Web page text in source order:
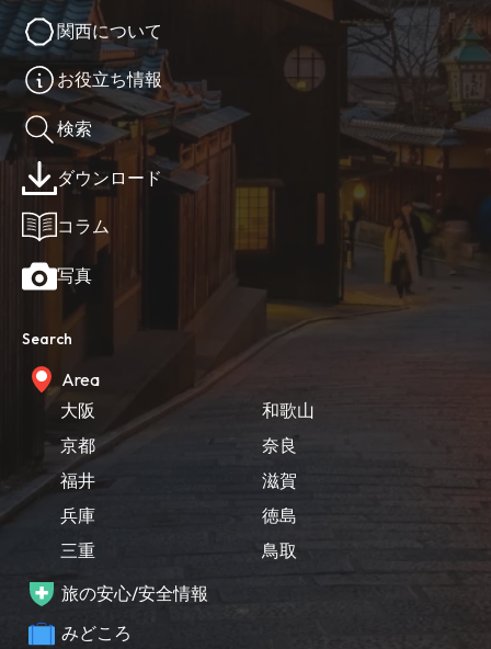
関西について
お役立ち情報
検索
ダウンロード
コラム
写真
Search
Area
大阪
京都
福井
兵庫
三重
和歌山
奈良
滋賀
徳島
鳥取
旅の安心/安全情報
みどころ